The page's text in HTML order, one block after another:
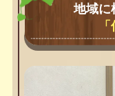
地域に